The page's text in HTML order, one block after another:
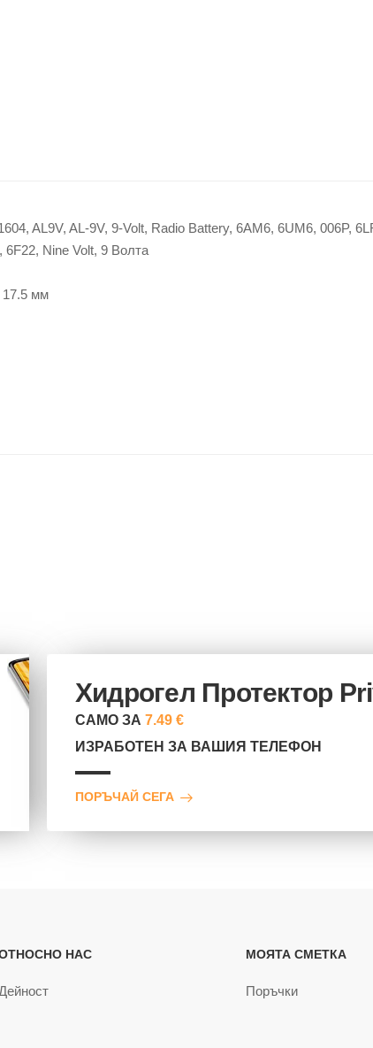
AL9V, AL-9V, 9-Volt, Radio Battery, 6AM6, 6UM6, 006P,
6F22, Nine Volt, 9 Волта
17.5 мм
Хидрогел Протектор
САМО ЗА 7.49 €
ИЗРАБОТЕН ЗА ВАШИЯ ТЕЛЕФОН
ПОРЪЧАЙ СЕГА
НАС
Дейност
МОЯТА СМЕТКА
Поръчки